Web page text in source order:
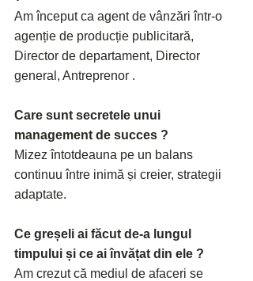
Am început ca agent de vânzări într-o
agenție de producție publicitară,
Director de departament, Director
general, Antreprenor .
Care sunt secretele unui
management de succes ?
Mizez întotdeauna pe un balans
continuu între inimă și creier, strategii
adaptate.
Ce greșeli ai făcut de-a lungul
timpului și ce ai învățat din ele ?
Am crezut că mediul de afaceri se